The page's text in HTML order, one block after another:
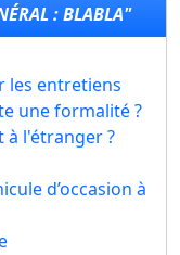
: BLABLA"
les entretiens
une formalité ?
l'étranger ?
d’occasion à